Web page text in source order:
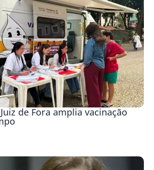
de Fora amplia vacinação